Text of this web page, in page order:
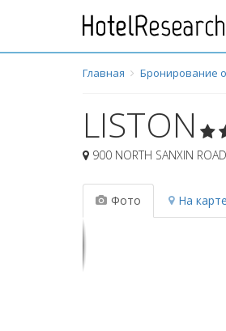
Главная Бронирование
LISTON
900 NORTH SANXIN
Фото На карте